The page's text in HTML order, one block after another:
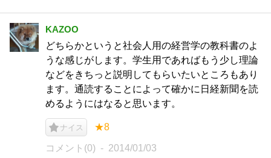
KAZOO
どちらかというと社会人用の経営学の教科書のよ
うな感じがします。学生用であればもう少し理論
などをきちっと説明してもらいたいところもあり
ます。通読することによって確かに日経新聞を読
めるようにはなると思います。
ナイス ★8
コメント(0) 2014/01/03